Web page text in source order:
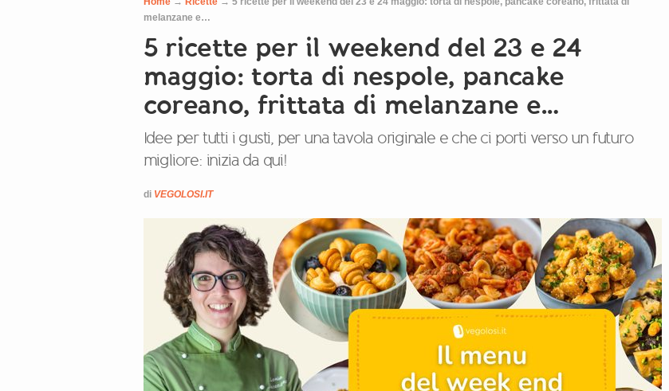
melanzane e…
5 ricette per il weekend del 23 e 24
maggio: torta di nespole, pancake
coreano, frittata di melanzane e…
Idee per tutti i gusti, per una tavola originale e che ci porti verso un futuro
migliore: inizia da qui!
di VEGOLOSI.IT